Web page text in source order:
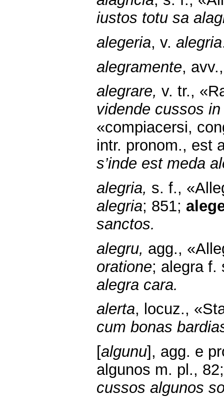
iustos totu sa
alegeria, v. alegria
alegramente,
alegrare, v. tr.,
vidende cussos
«compiacersi,
intr. pronom., est
s’inde est meda
alegria, s. f.,
alegria; 851;
sanctos.
alegru, agg.,
oratione; alegra
alegra cara.
alerta, locuz.,
cum bonas
[algunu], agg. e
algunos m. pl.,
cussos algunos